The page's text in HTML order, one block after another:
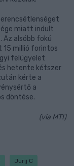
miatt indult
Az alsóbb fokú
15 millió forintos
felügyelet
hetente kétszer
kérte a
a
döntése.
(via MTI)
Jurij C